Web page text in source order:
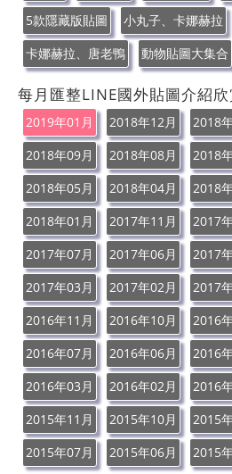
5款隱藏版貼圖
小丸子、卡娜赫拉
卡娜赫拉、唐老鴨
動物貼圖大集合
每月匯整LINE國外貼圖介紹欣
2019年01月 2018年12月 2018
2018年09月
2018年08月 2018
2018年05月
2018年04月 2018
2018年01月
2017年11月 2017
2017年07月
2017年06月 2017
2017年03月
2017年02月 2017
2016年11月
2016年10月 2016
2016年07月
2016年06月 2016
2016年03月
2016年02月 2016
2015年11月
2015年10月 2015
2015年07月
2015年06月 2015